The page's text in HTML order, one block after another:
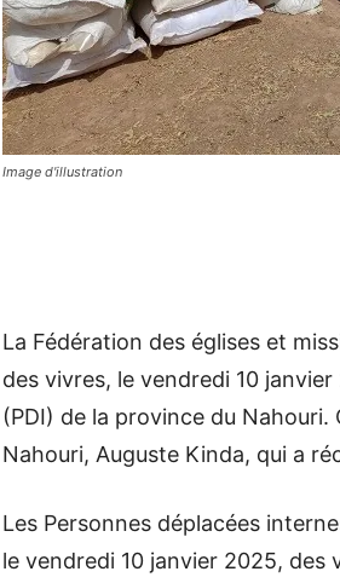
Image d'illustration
La Fédération des églises et
des vivres, le vendredi 10
(PDI) de la province du Nahouri.
Nahouri, Auguste Kinda, qui a
Les Personnes déplacées
le vendredi 10 janvier 2025,